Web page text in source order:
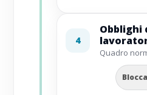
4
Obblighi
Quadro